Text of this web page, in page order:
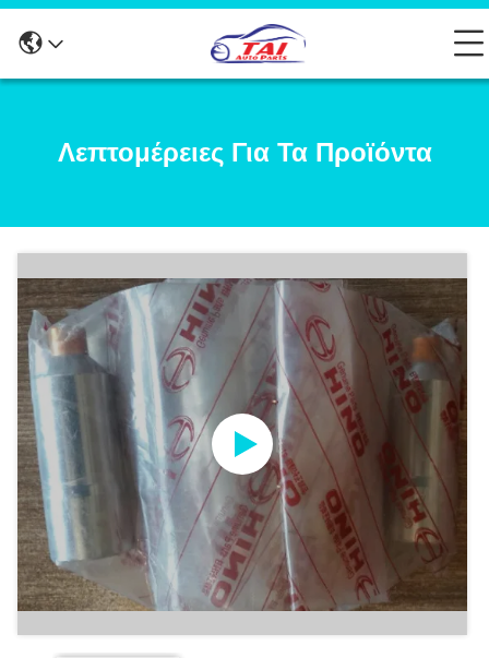
Λεπτομέρειες Για Τα Προϊόντα